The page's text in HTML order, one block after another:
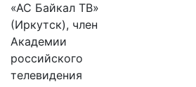
«АС Байкал ТВ»
(Иркутск), член
Академии
российского
телевидения